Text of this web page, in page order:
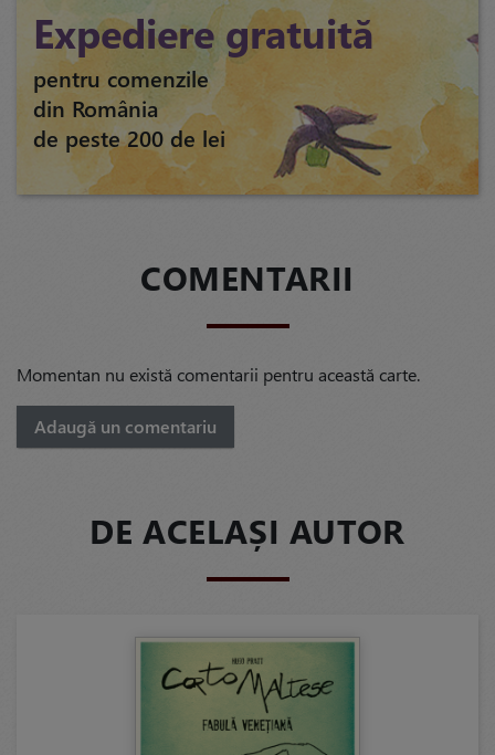
Expediere gratuită
pentru comenzile
din România
de peste 200 de lei
COMENTARII
Momentan nu există comentarii pentru această carte.
Adaugă un comentariu
DE ACELAȘI AUTOR